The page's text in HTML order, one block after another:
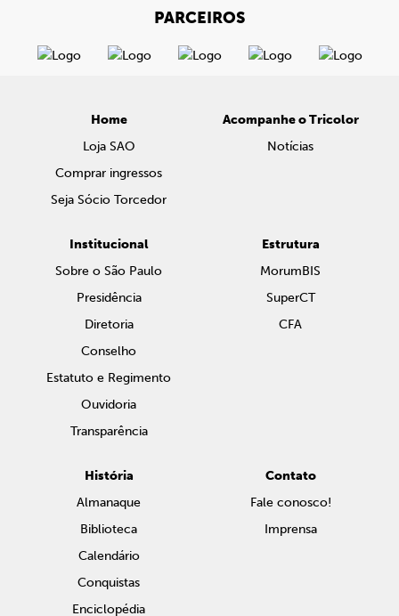
PARCEIROS
Home
Loja SAO
Comprar ingressos
Seja Sócio Torcedor
Acompanhe o Tricolor
Notícias
Institucional
Sobre o São Paulo
Presidência
Diretoria
Conselho
Estatuto e Regimento
Ouvidoria
Transparência
Estrutura
MorumBIS
SuperCT
CFA
História
Almanaque
Biblioteca
Calendário
Conquistas
Enciclopédia
Contato
Fale conosco!
Imprensa